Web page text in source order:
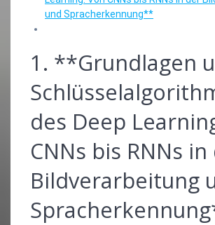
und Spracherkennung**
1. **Grundlagen
des Deep
CNNs bis RNNs
Bildverarbeitung